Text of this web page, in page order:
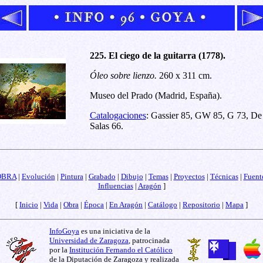
225. El ciego de la guitarra (1778).
Óleo sobre lienzo. 260 x 311 cm.
Museo del Prado (Madrid, España).
Catalogaciones: Gassier 85, GW 85, G 73, De
Salas 66.
| Evolución| Pintura| Grabado | Dibujo | Temas| Proyectos| Técnicas|
Influencias| Aragón]
[ Inicio | Vida | Obra | Época | En Aragón | Catálogo | Repositorio | Mapa ]
InfoGoya es una iniciativa de la
Universidad de Zaragoza, patrocinada
por la Institución Fernando el Católico
de la Diputación de Zaragoza y realizada